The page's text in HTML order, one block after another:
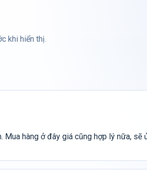
khi hiển thị.
hàng ở đây giá cũng hợp lý nữa, sẽ